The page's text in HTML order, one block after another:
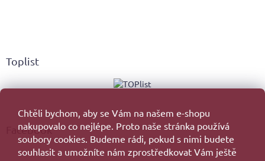
Chtěli bychom, aby se Vám na našem e-shopu
nakupovalo co nejlépe. Proto naše stránka používá
soubory cookies. Budeme rádi, pokud s nimi budete
souhlasit a umožníte nám zprostředkovat Vám ještě
Toplist
Facebook